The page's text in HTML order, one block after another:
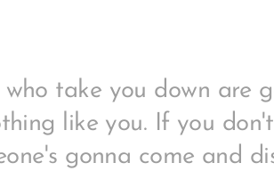
take you down are
like you. If you don't
gonna come and